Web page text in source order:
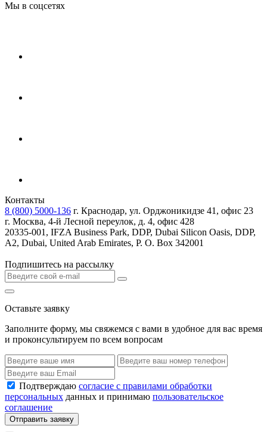
Мы в соцсетях
Контакты
8 (800) 5000-136 г. Краснодар, ул. Орджоникидзе 41, офис 23
г. Москва, 4-й Лесной переулок, д. 4, офис 428
20335-001, IFZA Business Park, DDP, Dubai Silicon Oasis, DDP,
A2, Dubai, United Arab Emirates, P. O. Box 342001
Подпишитесь на рассылку
Оставьте заявку
Заполните форму, мы свяжемся с вами в удобное для вас время
и проконсультируем по всем вопросам
Подтверждаю согласие с правилами обработки
персональных данных и принимаю пользовательское
соглашение
Отправить заявку